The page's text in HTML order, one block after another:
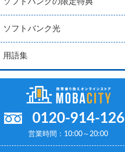
ソフトバンク光
用語集
0120-914-126
営業時間：10:00～20:00